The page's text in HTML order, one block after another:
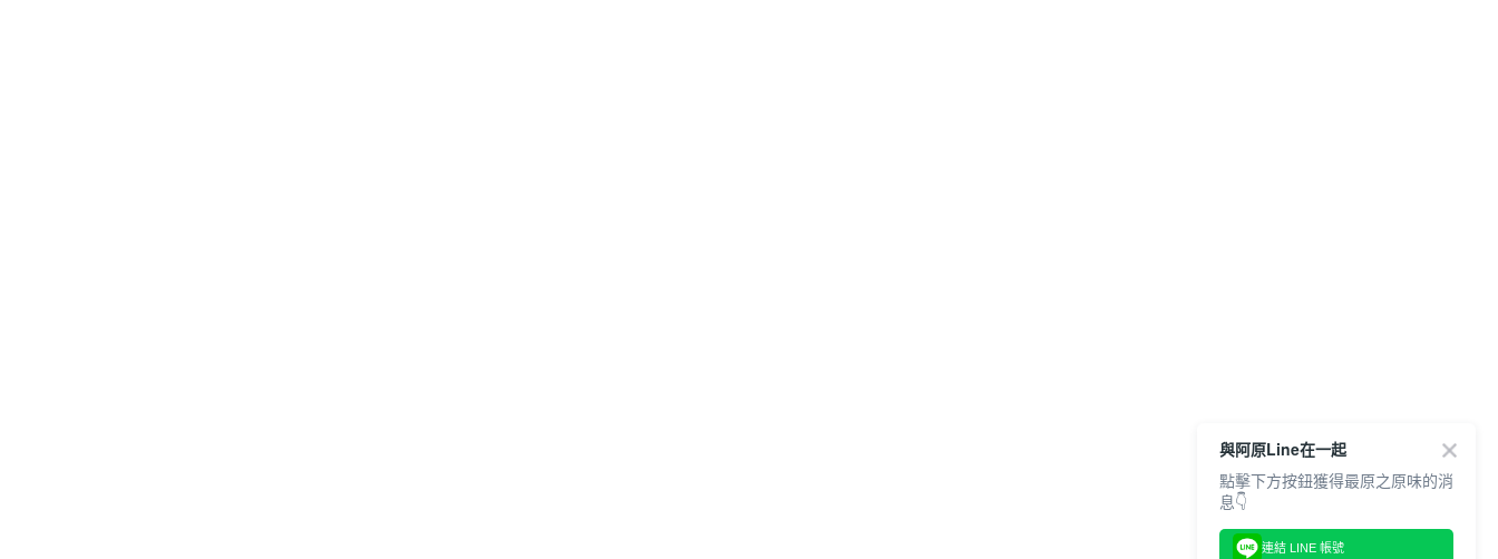
與阿原Line在一起
點擊下方按鈕獲得最原之原味的消
息👇
連結 LINE 帳號